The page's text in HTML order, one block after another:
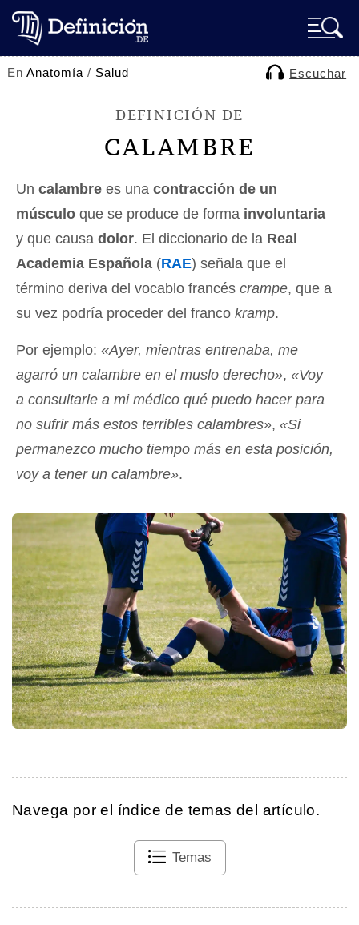
EnAnatomía / Salud Escuchar
DEFINICIÓN DE
CALAMBRE
Un calambre es una contracción de un
músculo que se produce de forma involuntaria
y que causa dolor. El diccionario de la Real
Academia Española (RAE) señala que el
término deriva del vocablo francés crampe, que a
su vez podría proceder del franco kramp.
Por ejemplo: «Ayer, mientras entrenaba, me
agarró un calambre en el muslo derecho», «Voy
a consultarle a mi médico qué puedo hacer para
no sufrir más estos terribles calambres», «Si
permanezco mucho tiempo más en esta posición,
voy a tener un calambre».
Navega por el índice de temas del artículo.
Temas